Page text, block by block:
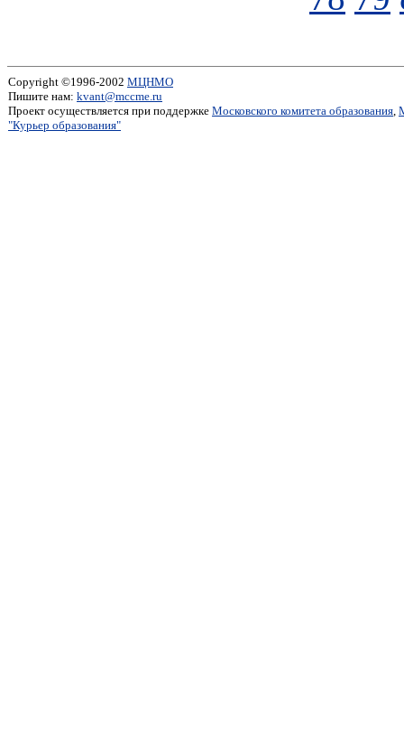
Copyright ©1996-2002 МЦНМО
Пишите нам: kvant@mccme.ru
Проект осуществляется при поддержке Московского комитета образования,
"Курьер образования"